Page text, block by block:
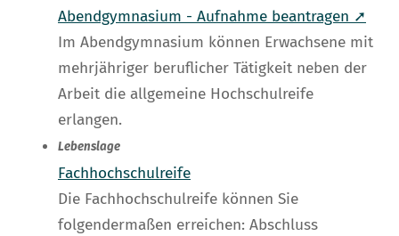
Abendgymnasium - Aufnahme beantragen ➚
Im Abendgymnasium können Erwachsene mit
mehrjähriger beruflicher Tätigkeit neben der
Arbeit die allgemeine Hochschulreife
erlangen.
Lebenslage
Fachhochschulreife
Die Fachhochschulreife können Sie
folgendermaßen erreichen: Abschluss